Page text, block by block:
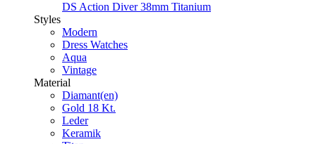
DS Action Diver 38mm Titanium
Styles
Modern
Dress Watches
Aqua
Vintage
Material
Diamant(en)
Gold 18 Kt.
Leder
Keramik